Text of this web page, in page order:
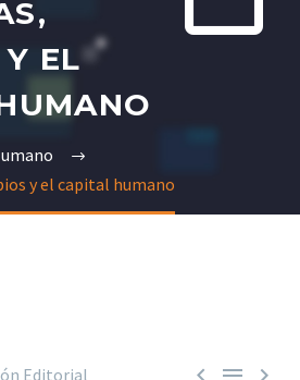
EL
y el capital humano
Editorial